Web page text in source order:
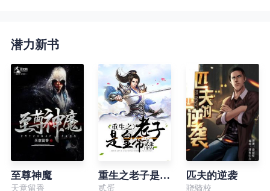
潜力新书
至尊神魔
天意留香
重生之老子是皇帝
贰蛋
匹夫的逆袭
骁骑校